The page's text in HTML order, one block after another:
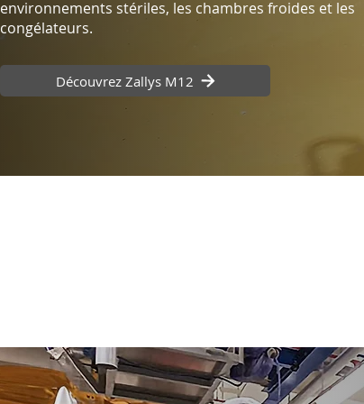
environnements stériles, les chambres froides et les
congélateurs.
Découvrez Zallys M12